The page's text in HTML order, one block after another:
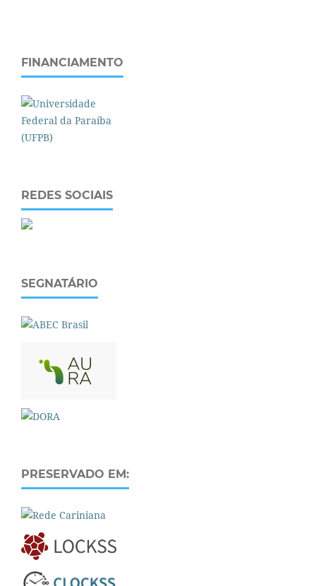
FINANCIAMENTO
REDES SOCIAIS
SEGNATÁRIO
PRESERVADO EM: